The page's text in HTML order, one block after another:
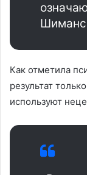
Как отметила
результат
используют